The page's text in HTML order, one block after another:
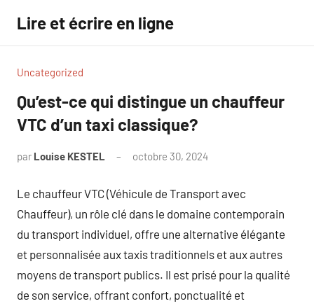
contenu
Lire et écrire en ligne
Uncategorized
Qu’est-ce qui distingue un chauffeur
VTC d’un taxi classique?
par Louise KESTEL octobre 30, 2024
Le chauffeur VTC (Véhicule de Transport avec
Chauffeur), un rôle clé dans le domaine contemporain
du transport individuel, offre une alternative élégante
et personnalisée aux taxis traditionnels et aux autres
moyens de transport publics. Il est prisé pour la qualité
de son service, offrant confort, ponctualité et